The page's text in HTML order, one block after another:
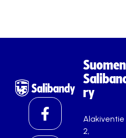
Suomen
ry
Alakiventie
2,